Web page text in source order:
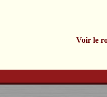
Voir le